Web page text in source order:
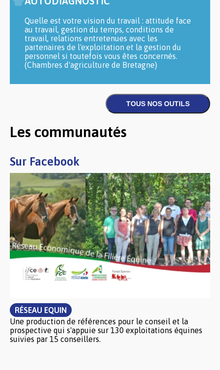
Quelle est votre vision du travail : attitude face
au travail, gestion du temps, conditions de
travail, relations entretenues avec les
partenaires de l'exploitation et la gestion du
personnel si toutefois vous êtes concernés.
(Chambres d'agriculture de Bretagne)
Les communautés
Sur Facebook
RÉSEAU EQUIN
Une production de références pour le conseil et la
prospective qui s'appuie sur 130 exploitations équines
suivies par 15 conseillers.